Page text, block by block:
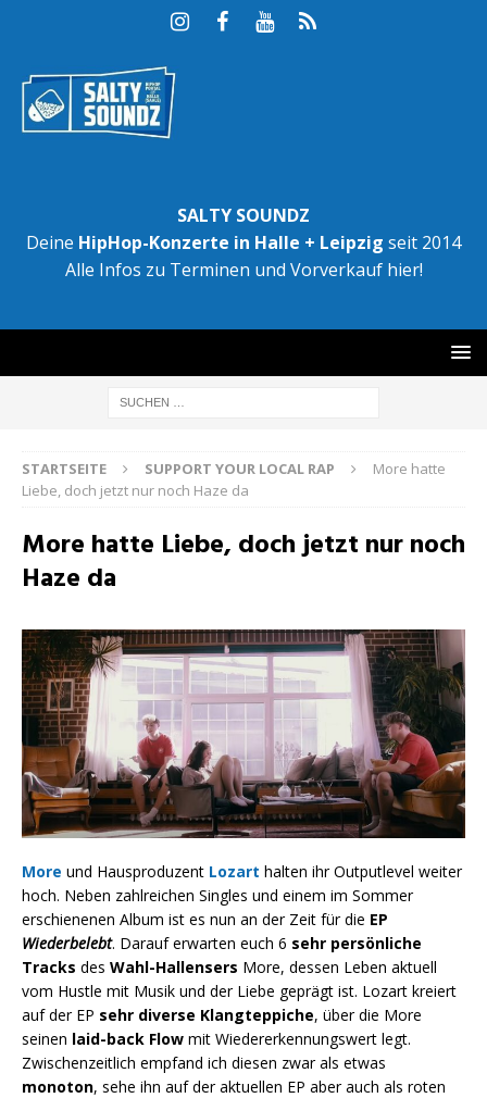
SALTY SOUNDZ
Deine HipHop-Konzerte in Halle + Leipzig seit 2014
Alle Infos zu Terminen und Vorverkauf hier!
STARTSEITE SUPPORT YOUR LOCAL RAP
More hatte
Liebe, doch jetzt nur noch Haze da
More hatte Liebe, doch jetzt nur noch
Haze da
More und Hausproduzent Lozart halten ihr Outputlevel weiter
hoch. Neben zahlreichen Singles und einem im Sommer
erschienenen Album ist es nun an der Zeit für die EP
Wiederbelebt. Darauf erwarten euch 6 sehr persönliche
Tracks des Wahl-Hallensers More, dessen Leben aktuell
vom Hustle mit Musik und der Liebe geprägt ist. Lozart kreiert
auf der EP sehr diverse Klangteppiche, über die More
seinen laid-back Flow mit Wiedererkennungswert legt.
Zwischenzeitlich empfand ich diesen zwar als etwas
monoton, sehe ihn auf der aktuellen EP aber auch als roten